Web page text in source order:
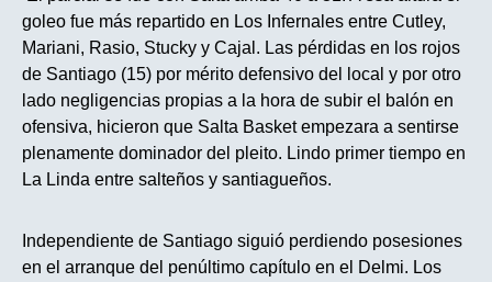
goleo fue más repartido en Los Infernales entre Cutley,
Mariani, Rasio, Stucky y Cajal. Las pérdidas en los rojos
de Santiago (15) por mérito defensivo del local y por otro
lado negligencias propias a la hora de subir el balón en
ofensiva, hicieron que Salta Basket empezara a sentirse
plenamente dominador del pleito. Lindo primer tiempo en
La Linda entre salteños y santiagueños.
Independiente de Santiago siguió perdiendo posesiones
en el arranque del penúltimo capítulo en el Delmi. Los